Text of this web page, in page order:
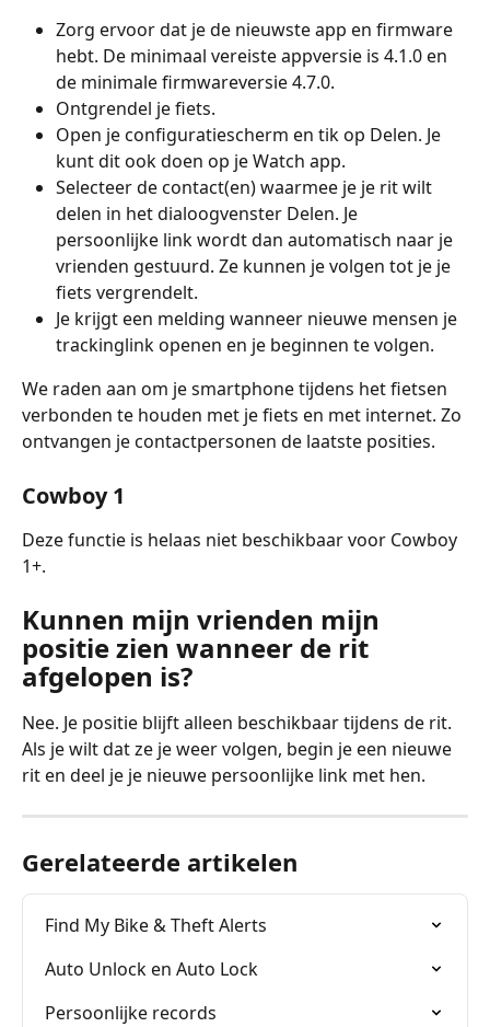
Zorg ervoor dat je de nieuwste app en firmware
hebt. De minimaal vereiste appversie is 4.1.0 en
de minimale firmwareversie 4.7.0.
Ontgrendel je fiets.
Open je configuratiescherm en tik op Delen. Je
kunt dit ook doen op je Watch app.
Selecteer de contact(en) waarmee je je rit wilt
delen in het dialoogvenster Delen. Je
persoonlijke link wordt dan automatisch naar je
vrienden gestuurd. Ze kunnen je volgen tot je je
fiets vergrendelt.
Je krijgt een melding wanneer nieuwe mensen je
trackinglink openen en je beginnen te volgen.
We raden aan om je smartphone tijdens het fietsen
verbonden te houden met je fiets en met internet. Zo
ontvangen je contactpersonen de laatste posities.
Cowboy 1
Deze functie is helaas niet beschikbaar voor Cowboy
1+.
Kunnen mijn vrienden mijn
positie zien wanneer de rit
afgelopen is?
Nee. Je positie blijft alleen beschikbaar tijdens de rit.
Als je wilt dat ze je weer volgen, begin je een nieuwe
rit en deel je je nieuwe persoonlijke link met hen.
Gerelateerde artikelen
Find My Bike & Theft Alerts
Auto Unlock en Auto Lock
Persoonlijke records